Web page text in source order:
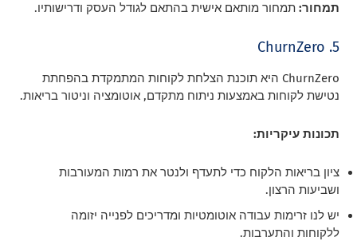
תמחור: תמחור מותאם אישית בהתאם לגודל העסק ודרישותיו.
5. ChurnZero
ChurnZero היא תוכנת הצלחת לקוחות המתמקדת בהפחתת
נטישת לקוחות באמצעות ניתוח מתקדם, אוטומציה וניטור בריאות.
תכונות עיקריות:
ציון בריאות הלקוח כדי לתעדף ולנטר את רמות המעורבות
ושביעות הרצון.
יש לנו זרימות עבודה אוטומטיות ומדריכים לפנייה יזומה
ללקוחות והתערבות.